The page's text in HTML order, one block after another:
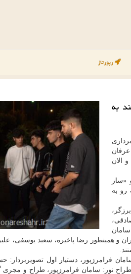
رپورتاژ
به
الان
«ساز
به
و همینطور رضا پاخیره، سعید یوسفی،
فرامرزپور، دستیار اول تصویربردار:
نور: سامان فرامرزپور، طراح و